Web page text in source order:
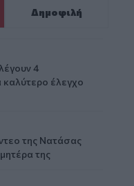
Δημοφιλή
4
καλύτερο έλεγχο
της Νατάσας
της